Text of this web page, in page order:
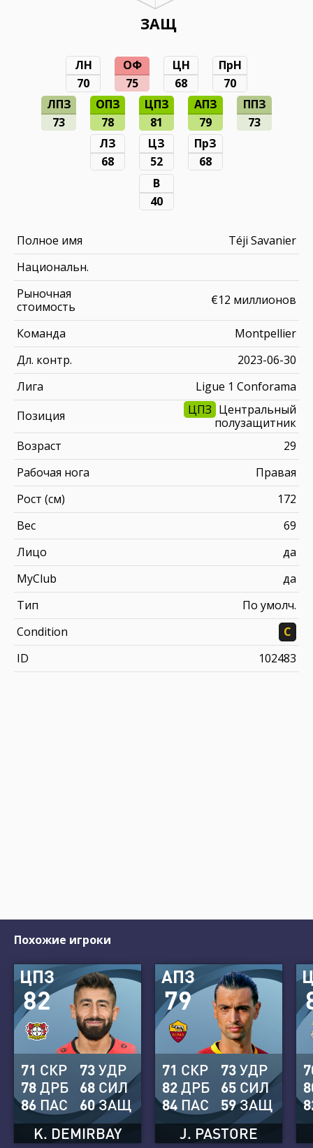
ЗАЩ
ЛН
70
ОФ
75
ЦН
68
ПрН
70
ЛПЗ
73
ОПЗ
78
ЦПЗ
81
АПЗ
79
ППЗ
73
ЛЗ
68
ЦЗ
52
ПрЗ
68
В
40
Полное имя
Téji Savanier
Национальн.
Рыночная
стоимость
€12 миллионов
Команда
Montpellier
Дл. контр.
2023-06-30
Лига
Ligue 1 Conforama
Позиция
ЦПЗ Центральный
полузащитник
Возраст
29
Рабочая нога
Правая
Рост (см)
172
Вес
69
Лицо
да
MyClub
да
Тип
По умолч.
Condition
C
ID
102483
Похожие игроки
82
ЦПЗ
K. DEMIRBAY
71 СКР
78ДРБ
86 ПАС
73УДР
68 СИЛ
60ЗАЩ
79
АПЗ
J. PASTORE
71 СКР
82ДРБ
84 ПАС
73УДР
65 СИЛ
59ЗАЩ